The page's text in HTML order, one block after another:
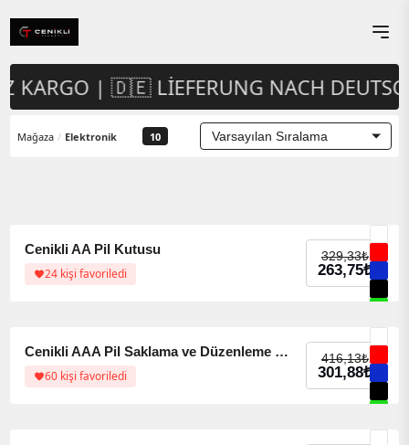
| 🇩🇪 LIEFERUNG NACH
Mağaza / Elektronik 10
Cenikli AA Pil Kutusu
24 kişi favoriledi
329,33₺
263,75₺
Cenikli AAA Pil Saklama ve Düzenleme Kutusu – 27’li / 52’li Kapasiteli Pil Organizer
60 kişi favoriledi
416,13₺
301,88₺